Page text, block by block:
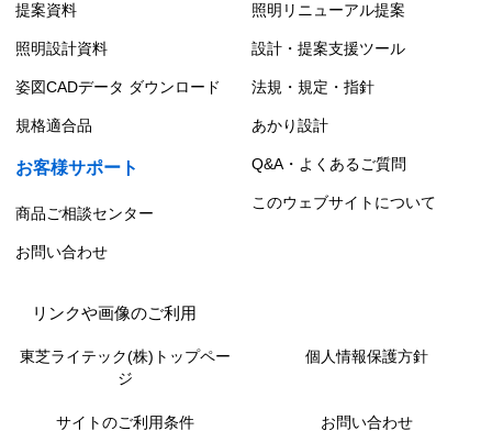
提案資料 照明リニューアル提案
照明設計資料 設計・提案支援ツール
姿図CADデータ ダウンロード 法規・規定・指針
規格適合品 あかり設計
お客様サポート Q&A・よくあるご質問
商品ご相談センター
このウェブサイトについて
お問い合わせ
リンクや画像のご利用
東芝ライテック(株)トップペー
ジ
個人情報保護方針
サイトのご利用条件 お問い合わせ